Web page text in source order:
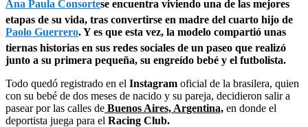
Ana Paula Consortese encuentra viviendo una de las mejores
etapas de su vida, tras convertirse en madre del cuarto hijo de
Paolo Guerrero. Y es que esta vez, la modelo compartió unas
tiernas historias en sus redes sociales de un paseo que realizó
junto a su primera pequeña, su engreído bebé y el futbolista.
Todo quedó registrado en el Instagram oficial de la brasilera, quien
con su bebé de dos meses de nacido y su pareja, decidieron salir a
pasear por las calles de Buenos Aires, Argentina, en donde el
deportista juega para el Racing Club.